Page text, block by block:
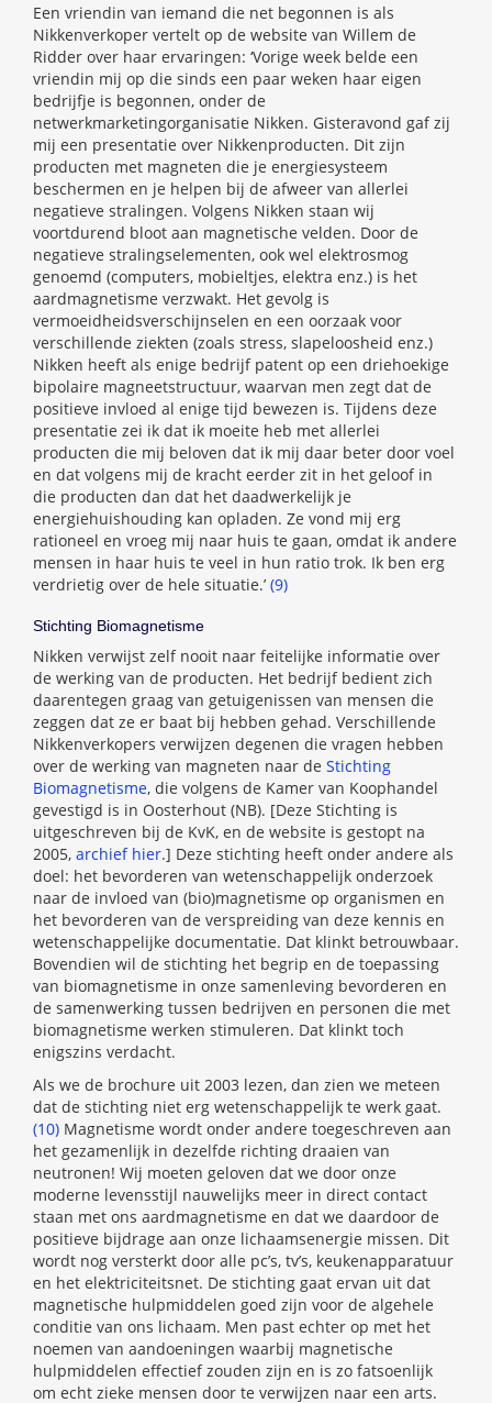
Een vriendin van iemand die net begonnen is als
Nikkenverkoper vertelt op de website van Willem de
Ridder over haar ervaringen: ‘Vorige week belde een
vriendin mij op die sinds een paar weken haar eigen
bedrijfje is begonnen, onder de
netwerkmarketingorganisatie Nikken. Gisteravond gaf zij
mij een presentatie over Nikkenproducten. Dit zijn
producten met magneten die je energiesysteem
beschermen en je helpen bij de afweer van allerlei
negatieve stralingen. Volgens Nikken staan wij
voortdurend bloot aan magnetische velden. Door de
negatieve stralingselementen, ook wel elektrosmog
genoemd (computers, mobieltjes, elektra enz.) is het
aardmagnetisme verzwakt. Het gevolg is
vermoeidheidsverschijnselen en een oorzaak voor
verschillende ziekten (zoals stress, slapeloosheid enz.)
Nikken heeft als enige bedrijf patent op een driehoekige
bipolaire magneetstructuur, waarvan men zegt dat de
positieve invloed al enige tijd bewezen is. Tijdens deze
presentatie zei ik dat ik moeite heb met allerlei
producten die mij beloven dat ik mij daar beter door voel
en dat volgens mij de kracht eerder zit in het geloof in
die producten dan dat het daadwerkelijk je
energiehuishouding kan opladen. Ze vond mij erg
rationeel en vroeg mij naar huis te gaan, omdat ik andere
mensen in haar huis te veel in hun ratio trok. Ik ben erg
verdrietig over de hele situatie.’ (9)
Stichting Biomagnetisme
Nikken verwijst zelf nooit naar feitelijke informatie over
de werking van de producten. Het bedrijf bedient zich
daarentegen graag van getuigenissen van mensen die
zeggen dat ze er baat bij hebben gehad. Verschillende
Nikkenverkopers verwijzen degenen die vragen hebben
over de werking van magneten naar de Stichting
Biomagnetisme, die volgens de Kamer van Koophandel
gevestigd is in Oosterhout (NB). [Deze Stichting is
uitgeschreven bij de KvK, en de website is gestopt na
2005, archief hier.] Deze stichting heeft onder andere als
doel: het bevorderen van wetenschappelijk onderzoek
naar de invloed van (bio)magnetisme op organismen en
het bevorderen van de verspreiding van deze kennis en
wetenschappelijke documentatie. Dat klinkt betrouwbaar.
Bovendien wil de stichting het begrip en de toepassing
van biomagnetisme in onze samenleving bevorderen en
de samenwerking tussen bedrijven en personen die met
biomagnetisme werken stimuleren. Dat klinkt toch
enigszins verdacht.
Als we de brochure uit 2003 lezen, dan zien we meteen
dat de stichting niet erg wetenschappelijk te werk gaat.
(10) Magnetisme wordt onder andere toegeschreven aan
het gezamenlijk in dezelfde richting draaien van
neutronen! Wij moeten geloven dat we door onze
moderne levensstijl nauwelijks meer in direct contact
staan met ons aardmagnetisme en dat we daardoor de
positieve bijdrage aan onze lichaamsenergie missen. Dit
wordt nog versterkt door alle pc’s, tv’s, keukenapparatuur
en het elektriciteitsnet. De stichting gaat ervan uit dat
magnetische hulpmiddelen goed zijn voor de algehele
conditie van ons lichaam. Men past echter op met het
noemen van aandoeningen waarbij magnetische
hulpmiddelen effectief zouden zijn en is zo fatsoenlijk
om echt zieke mensen door te verwijzen naar een arts.